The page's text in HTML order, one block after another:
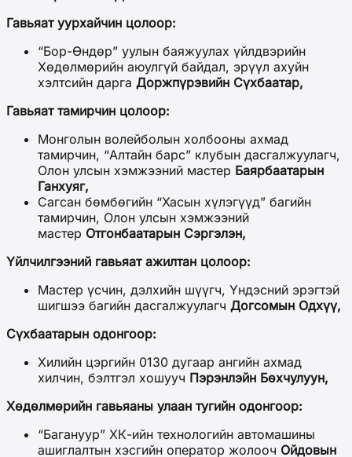
Гавьяат уурхайчин цолоор:
“Бор-Өндөр” уулын баяжуулах үйлдвэрийн
Хөдөлмөрийн аюулгүй байдал, эрүүл ахуйн
хэлтсийн дарга Доржпүрэвийн Сүхбаатар,
Гавьяат тамирчин цолоор:
Монголын волейболын холбооны ахмад
тамирчин, “Алтайн барс” клубын дасгалжуулагч,
Олон улсын хэмжээний мастер Баярбаатарын
Ганхуяг,
Сагсан бөмбөгийн “Хасын хүлэгүүд” багийн
тамирчин, Олон улсын хэмжээний
мастер Отгонбаатарын Сэргэлэн,
Үйлчилгээний гавьяат ажилтан цолоор:
Мастер үсчин, дэлхийн шүүгч, Үндэсний эрэгтэй
шигшээ багийн дасгалжуулагч Догсомын Одхүү,
Сүхбаатарын одонгоор:
Хилийн цэргийн 0130 дугаар ангийн ахмад
хилчин, бэлтгэл хошууч Пэрэнлэйн Бөхчулуун,
Хөдөлмөрийн гавьяаны улаан тугийн одонгоор:
“Багануур” ХК-ийн технологийн автомашины
ашиглалтын хэсгийн оператор жолооч Ойдовын